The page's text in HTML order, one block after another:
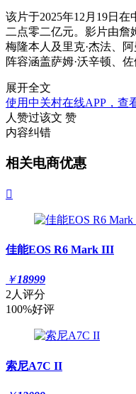
该片于2025年12月19日
二点零二亿元。影片由詹
梅隆本人及里克·杰法、
阵容涵盖萨姆·沃辛顿、佐
展开全文
使用中关村在线APP，查
人赞过该文 赞
内容纠错
相关电商优惠

佳能EOS R6 Mark III
￥18999
2人评分
100%好评
索尼A7C II